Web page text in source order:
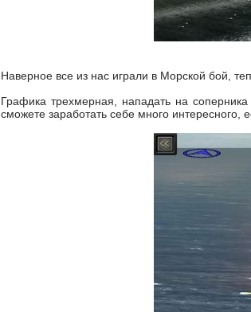
Наверное все из нас играли в Морской бой,
Графика трехмерная, нападать на
сможете заработать себе много интересного,